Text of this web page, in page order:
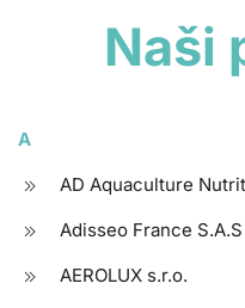
Naši
A
AD Aquaculture
Adisseo France S.A.S
AEROLUX s.r.o.